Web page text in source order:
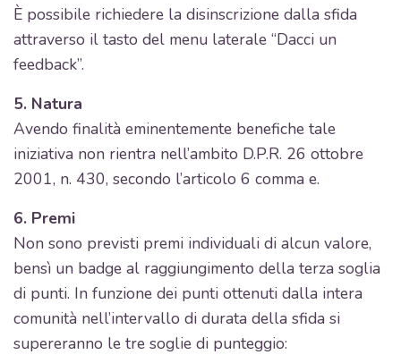
È possibile richiedere la disinscrizione dalla sfida
attraverso il tasto del menu laterale “Dacci un
feedback”.
5. Natura
Avendo finalità eminentemente benefiche tale
iniziativa non rientra nell’ambito D.P.R. 26 ottobre
2001, n. 430, secondo l’articolo 6 comma e.
6. Premi
Non sono previsti premi individuali di alcun valore,
bensì un badge al raggiungimento della terza soglia
di punti. In funzione dei punti ottenuti dalla intera
comunità nell’intervallo di durata della sfida si
supereranno le tre soglie di punteggio: